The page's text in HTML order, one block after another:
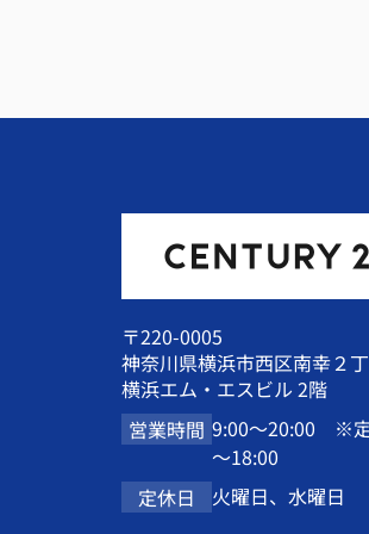
〒220-0005
神奈川県横浜市西区南幸２
横浜エム・エスビル 2階
営業時間 9:00～20:00 ※
～18:00
定休日
火曜日、水曜日